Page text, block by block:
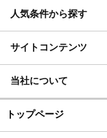
人気条件から探す
サイトコンテンツ
当社について
トップページ